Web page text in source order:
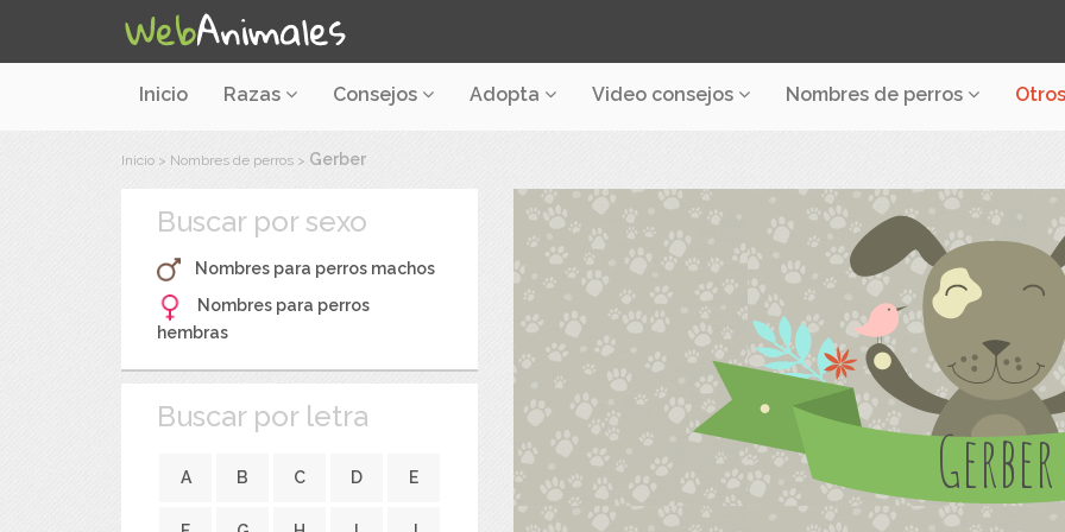
Inicio Razas Consejos Adopta Video consejos Nombres de perros
Inicio > Nombres de perros > Gerber
Buscar por sexo
Nombres para perros machos
Nombres para perros
hembras
Buscar por letra
A B C D E Gerber